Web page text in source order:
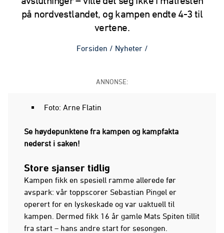
på nordvestlandet, og kampen endte 4-3 til
vertene.
Forsiden / Nyheter /
ANNONSE:
Foto: Arne Flatin
Se høydepunktene fra kampen og kampfakta
nederst i saken!
Store sjanser tidlig
Kampen fikk en spesiell ramme allerede før
avspark: vår toppscorer Sebastian Pingel er
operert for en lyskeskade og var uaktuell til
kampen. Dermed fikk 16 år gamle Mats Spiten tillit
fra start – hans andre start for sesongen.